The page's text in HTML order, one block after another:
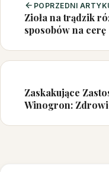
POPRZEDNI
Zioła na trądzik
sposobów na cerę
Zaskakujące
Winogron: